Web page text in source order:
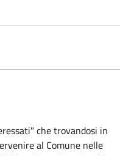
che trovandosi in
al Comune nelle